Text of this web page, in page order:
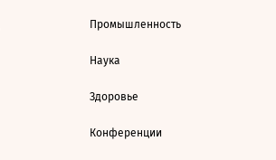
Промышленность
Наука
Здоровье
Конференции